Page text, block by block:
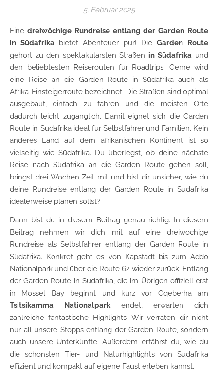
5. Februar 2025
Eine dreiwöchige Rundreise entlang der Garden Route
in Südafrika bietet Abenteuer pur! Die Garden Route
gehört zu den spektakulärsten Straßen in Südafrika und
den beliebtesten Reiserouten für Roadtrips. Gerne wird
eine Reise an die Garden Route in Südafrika auch als
Afrika-Einsteigerroute bezeichnet. Die Straßen sind optimal
ausgebaut, einfach zu fahren und die meisten Orte
dadurch leicht zugänglich. Damit eignet sich die Garden
Route in Südafrika ideal für Selbstfahrer und Familien. Kein
anderes Land auf dem afrikanischen Kontinent ist so
vielseitig wie Südafrika. Du überlegst, ob deine nächste
Reise nach Südafrika an die Garden Route gehen soll,
bringst drei Wochen Zeit mit und bist dir unsicher, wie du
deine Rundreise entlang der Garden Route in Südafrika
idealerweise planen sollst?
Dann bist du in diesem Beitrag genau richtig. In diesem
Beitrag nehmen wir dich mit auf eine dreiwöchige
Rundreise als Selbstfahrer entlang der Garden Route in
Südafrika. Konkret geht es von Kapstadt bis zum Addo
Nationalpark und über die Route 62 wieder zurück. Entlang
der Garden Route in Südafrika, die im Übrigen offiziell erst
in Mossel Bay beginnt und kurz vor Gqeberha am
Tsitsikamma Nationalparkendet, erwarten dich
zahlreiche fantastische Highlights. Wir verraten dir nicht
nur all unsere Stopps entlang der Garden Route, sondern
auch unsere Unterkünfte. Außerdem erfährst du, wie du
die schönsten Tier- und Naturhighlights von Südafrika
effizient und kompakt auf eigene Faust erleben kannst.